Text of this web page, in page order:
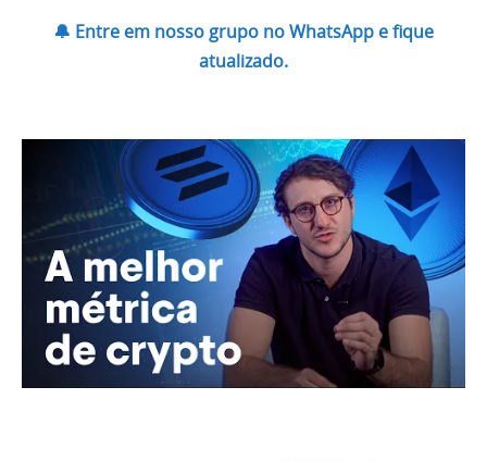
🔔 Entre em nosso grupo no WhatsApp e fique
atualizado.